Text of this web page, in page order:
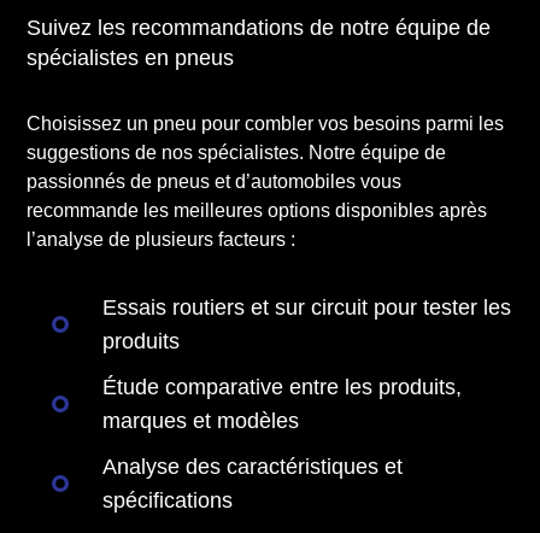
Suivez les recommandations de notre équipe de
spécialistes en pneus
Choisissez un pneu pour combler vos besoins parmi les
suggestions de nos spécialistes. Notre équipe de
passionnés de pneus et d’automobiles vous
recommande les meilleures options disponibles après
l’analyse de plusieurs facteurs :
Essais routiers et sur circuit pour tester les
produits
Étude comparative entre les produits,
marques et modèles
Analyse des caractéristiques et
spécifications